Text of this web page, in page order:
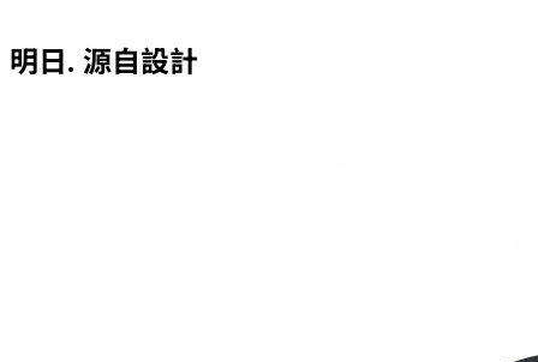
明日. 源自設計